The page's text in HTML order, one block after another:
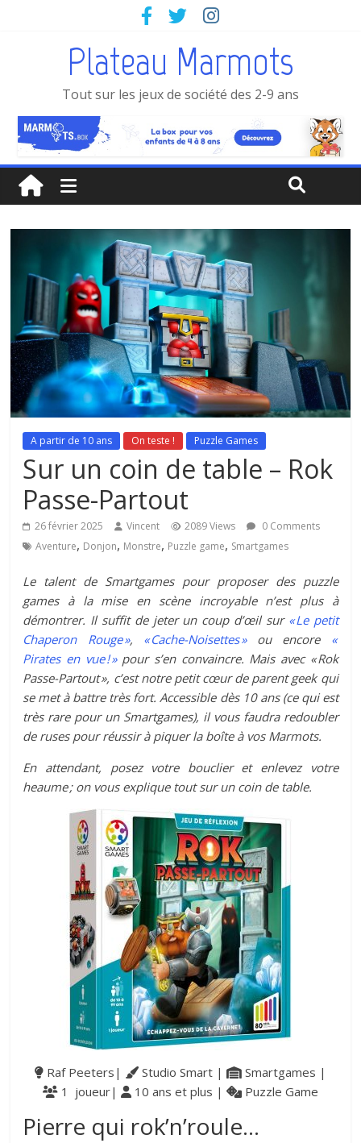
Plateau Marmots
Tout sur les jeux de société des 2-9 ans
A partir de 10 ans On teste ! Puzzle Games
Sur un coin de table – Rok
Passe-Partout
26 février 2025 Vincent 2089 Views
0 Comments
Aventure, Donjon, Monstre, Puzzle game, Smartgames
Le talent de Smartgames pour proposer des puzzle
games à la mise en scène incroyable n’est plus à
démontrer. Il suffit de jeter un coup d’œil sur « Le petit
Chaperon Rouge », « Cache-Noisettes »ou encore «
Pirates en vue ! »pour s’en convaincre. Mais avec « Rok
Passe-Partout », c’est notre petit cœur de parent geek qui
se met à battre très fort. Accessible dès 10 ans (ce qui est
très rare pour un Smartgames), il vous faudra redoubler
de ruses pour réussir à piquer la boîte à vos Marmots.
En attendant, posez votre bouclier et enlevez votre
heaume ; on vous explique tout sur un coin de table.
Raf Peeters| Studio Smart |
Smartgames |
1 joueur|
10 ans et plus | Puzzle Game
Pierre qui rok’n’roule…